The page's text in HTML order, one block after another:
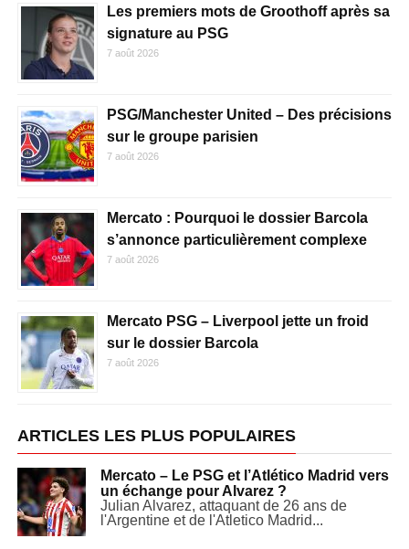
Les premiers mots de Groothoff après sa
signature au PSG
7 août 2026
PSG/Manchester United – Des précisions
sur le groupe parisien
7 août 2026
Mercato : Pourquoi le dossier Barcola
s’annonce particulièrement complexe
7 août 2026
Mercato PSG – Liverpool jette un froid
sur le dossier Barcola
7 août 2026
ARTICLES LES PLUS POPULAIRES
Mercato – Le PSG et l’Atlético Madrid vers
un échange pour Alvarez ?
Julian Alvarez, attaquant de 26 ans de
l'Argentine et de l'Atletico Madrid...